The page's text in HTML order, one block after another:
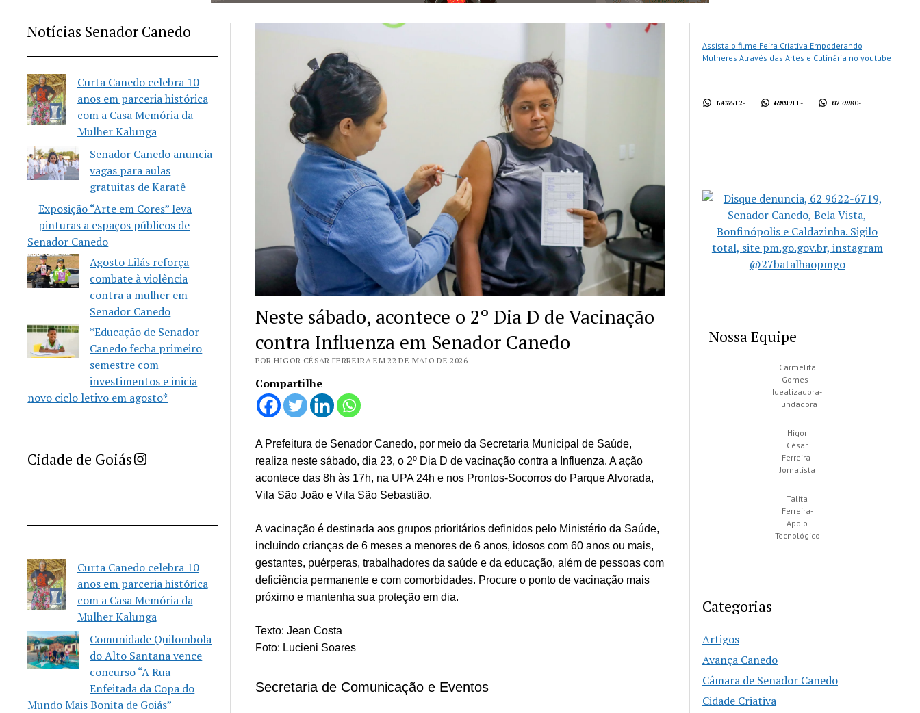
Notícias Senador Canedo
Curta Canedo celebra 10
anos em parceria histórica
com a Casa Memória da
Mulher Kalunga
Senador Canedo anuncia
vagas para aulas
gratuitas de Karatê
Exposição “Arte em Cores” leva
pinturas a espaços públicos de
Senador Canedo
Agosto Lilás reforça
combate à violência
contra a mulher em
Senador Canedo
*Educação de Senador
Canedo fecha primeiro
semestre com
investimentos e inicia
novo ciclo letivo em agosto*
Cidade de GoiásImprensa Criativa da Cidade de Goiás
Curta Canedo celebra 10
anos em parceria histórica
com a Casa Memória da
Mulher Kalunga
Comunidade Quilombola
do Alto Santana vence
concurso “A Rua
Enfeitada da Copa do
Mundo Mais Bonita de Goiás”
Neste sábado, acontece o 2º Dia D de Vacinação
contra Influenza em Senador Canedo
POR HIGOR CÉSAR FERREIRA EM 22 DE MAIO DE 2026
Compartilhe
A Prefeitura de Senador Canedo, por meio da Secretaria Municipal de Saúde,
realiza neste sábado, dia 23, o 2º Dia D de vacinação contra a Influenza. A ação
acontece das 8h às 17h, na UPA 24h e nos Prontos-Socorros do Parque Alvorada,
Vila São João e Vila São Sebastião.
A vacinação é destinada aos grupos prioritários definidos pelo Ministério da Saúde,
incluindo crianças de 6 meses a menores de 6 anos, idosos com 60 anos ou mais,
gestantes, puérperas, trabalhadores da saúde e da educação, além de pessoas com
deficiência permanente e com comorbidades. Procure o ponto de vacinação mais
próximo e mantenha sua proteção em dia.
Texto: Jean Costa
Foto: Lucieni Soares
Secretaria de Comunicação e Eventos
Assista o filme Feira Criativa Empoderando
Mulheres Através das Artes e Culinária no youtube
62 3512-1437 62 9911-1901 62 9980-0759
Nossa Equipe
Carmelita
Gomes -
Idealizadora-
Fundadora
Higor
César
Ferreira-
Jornalista
Talita
Ferreira-
Apoio
Tecnológico
Categorias
Artigos
Avança Canedo
Câmara de Senador Canedo
Cidade Criativa